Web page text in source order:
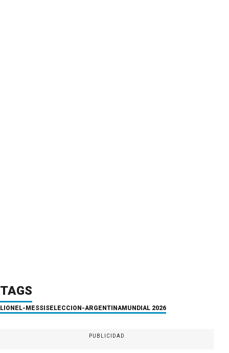
TAGS
LIONEL-MESSI SELECCION-ARGENTINA MUNDIAL 2026
PUBLICIDAD